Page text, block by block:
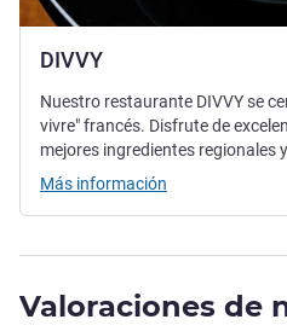
DIVVY
Nuestro restaurante DIVVY se
vivre" francés. Disfrute de
mejores ingredientes regionales
Más información
Valoraciones de